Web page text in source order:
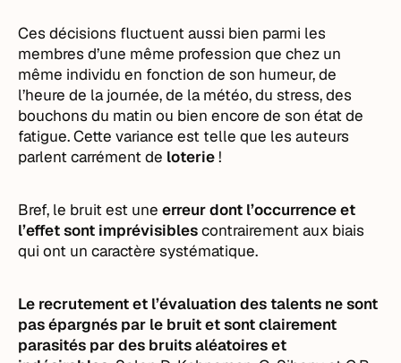
Ces décisions fluctuent aussi bien parmi les
membres d’une même profession que chez un
même individu en fonction de son humeur, de
l’heure de la journée, de la météo, du stress, des
bouchons du matin ou bien encore de son état de
fatigue. Cette variance est telle que les auteurs
parlent carrément de loterie!
Bref, le bruit est uneerreur dont l’occurrence et
l’effet sont imprévisiblescontrairement aux biais
qui ont un caractère systématique.
Le recrutement et l’évaluation des talents ne sont
pas épargnés par le bruit et sont clairement
parasités par des bruits aléatoires et